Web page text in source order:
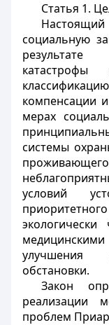
Статья 1.
социальную
результате
компенсации
мерах
системы
условий
улучшения
обстановки.
Закон
реализации
проблем